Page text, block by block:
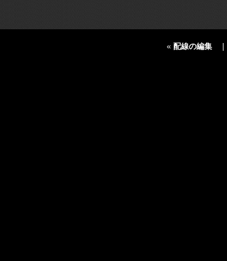
« 配線の編集